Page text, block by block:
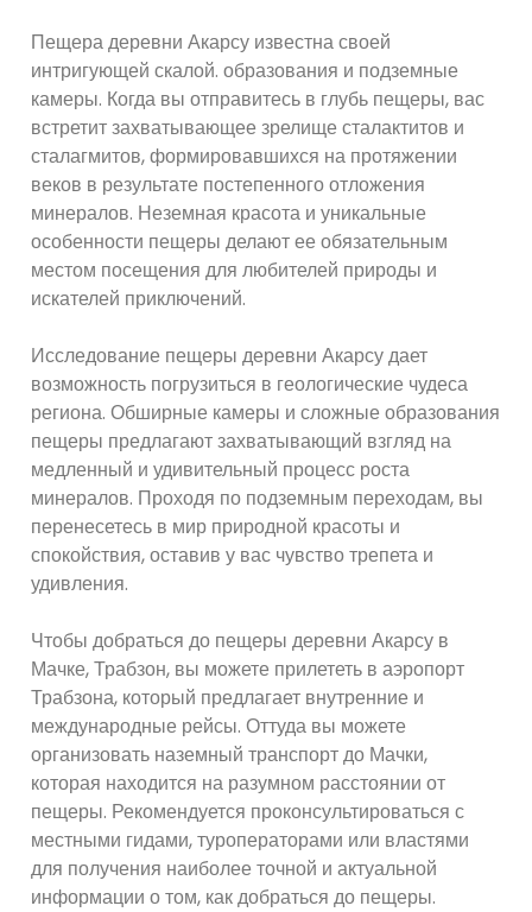
Пещера деревни Акарсу известна своей
интригующей скалой. образования и подземные
камеры. Когда вы отправитесь в глубь пещеры, вас
встретит захватывающее зрелище сталактитов и
сталагмитов, формировавшихся на протяжении
веков в результате постепенного отложения
минералов. Неземная красота и уникальные
особенности пещеры делают ее обязательным
местом посещения для любителей природы и
искателей приключений.
Исследование пещеры деревни Акарсу дает
возможность погрузиться в геологические чудеса
региона. Обширные камеры и сложные образования
пещеры предлагают захватывающий взгляд на
медленный и удивительный процесс роста
минералов. Проходя по подземным переходам, вы
перенесетесь в мир природной красоты и
спокойствия, оставив у вас чувство трепета и
удивления.
Чтобы добраться до пещеры деревни Акарсу в
Мачке, Трабзон, вы можете прилететь в аэропорт
Трабзона, который предлагает внутренние и
международные рейсы. Оттуда вы можете
организовать наземный транспорт до Мачки,
которая находится на разумном расстоянии от
пещеры. Рекомендуется проконсультироваться с
местными гидами, туроператорами или властями
для получения наиболее точной и актуальной
информации о том, как добраться до пещеры.